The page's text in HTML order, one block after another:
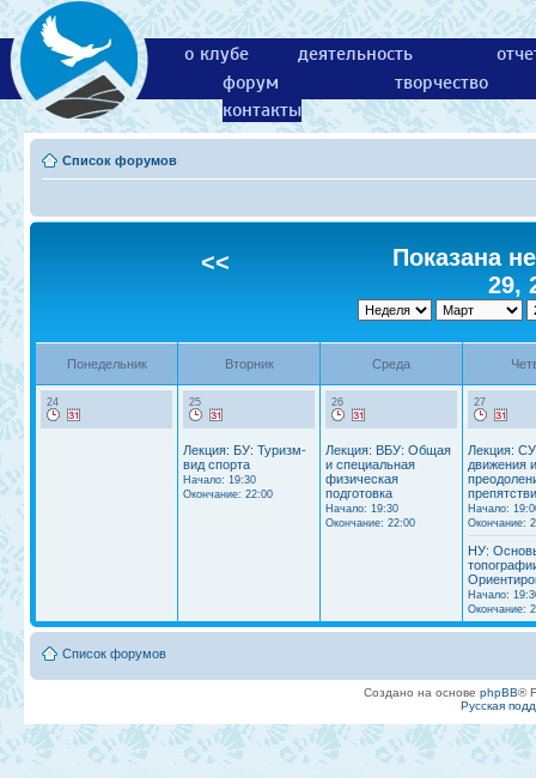
о клубе деятельность
форум
творчество
контакты
Список форумов
<<
Показана
29,
Понедельник Вторник Среда
24 25
Лекция: БУ: Туризм-
вид спорта
Начало: 19:30
Окончание: 22:00
26
Лекция: ВБУ: Общая
и специальная
физическая
подготовка
Начало: 19:30
Окончание: 22:00
27
Лекция:
движения и
Начало:
Окончание:
НУ:
Начало:
Окончание:
Список форумов
Создано на основе phpBB®
Русская